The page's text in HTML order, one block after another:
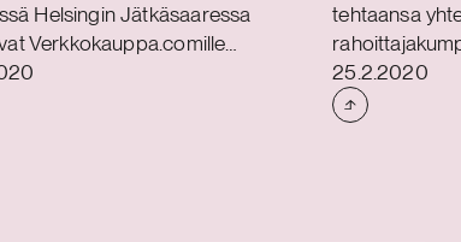
Helsingin Jätkäsaaressa
Verkkokauppa.comille
tilat. Rakennuksen
pinta-ala on noin 17 600
johon kuuluu logistiikka-,
tehtaansa
Julkaistu
25.2.2020